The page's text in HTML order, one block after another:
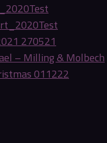
270521
– Milling & Molbech
011222